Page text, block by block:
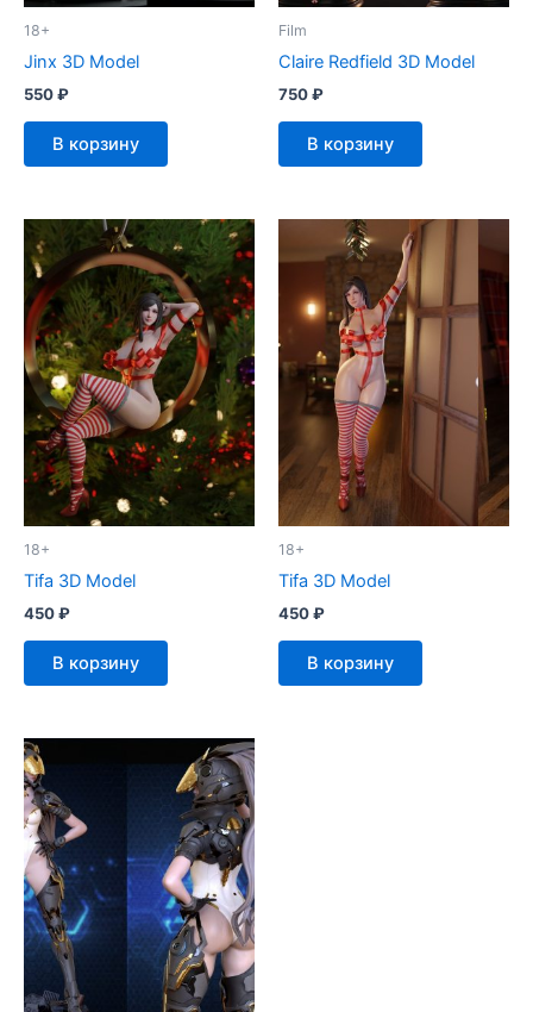
18+
Jinx 3D Model
550₽
В корзину
Film
Claire Redfield 3D Model
750₽
В корзину
18+
Tifa 3D Model
450₽
В корзину
18+
Tifa 3D Model
450₽
В корзину